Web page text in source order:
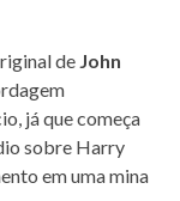
de John
já que começa
sobre Harry
em uma mina